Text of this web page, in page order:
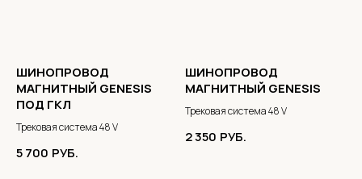
ШИНОПРОВОД
МАГНИТНЫЙ GENESIS
ПОД ГКЛ
Трековая система 48 V
5 700 РУБ.
ШИНОПРОВОД
МАГНИТНЫЙ GENESIS
Трековая система 48 V
2 350 РУБ.